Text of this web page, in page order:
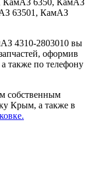
КамАЗ 6350, КамАЗ
63501, КамАЗ
4310-2803010 вы
оформив
а также по телефону
собственным
Крым, а также в